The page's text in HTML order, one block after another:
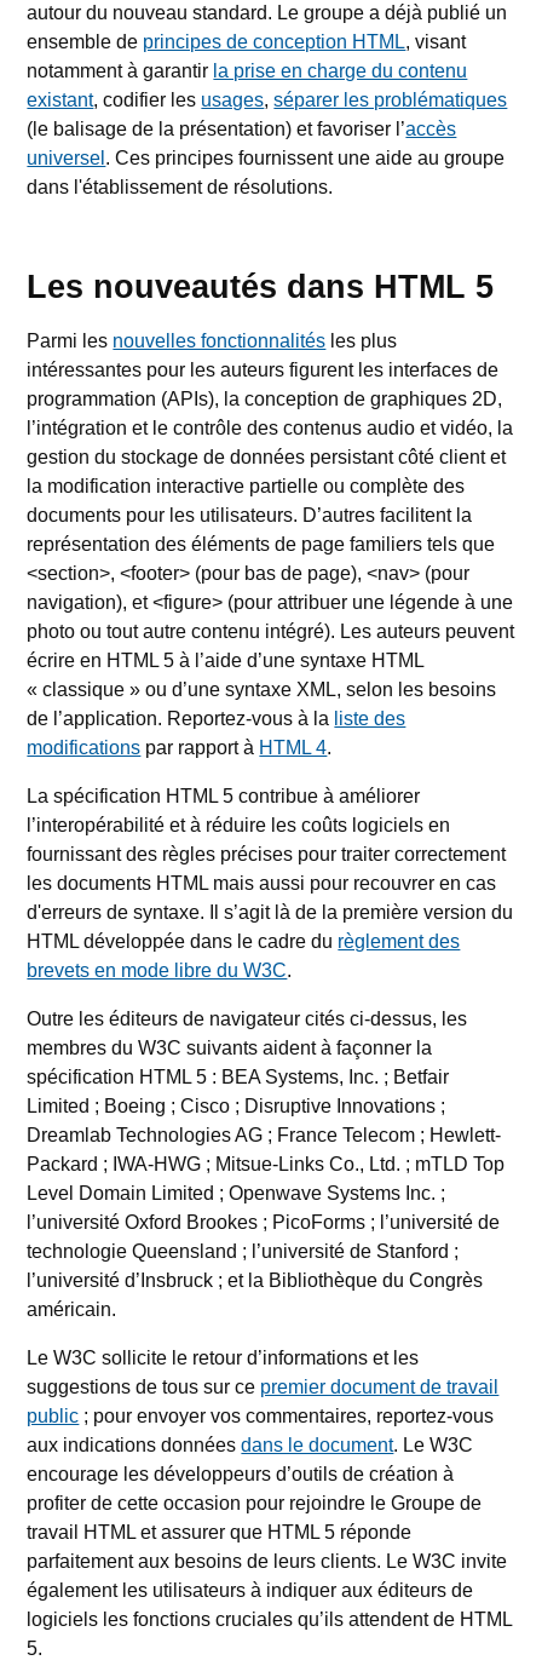
autour du nouveau standard. Le groupe a déjà publié un
ensemble de principes de conception HTML, visant
notamment à garantir la prise en charge du contenu
existant, codifier les usages,séparer les problématiques
(le balisage de la présentation) et favoriser l’accès
universel . Ces principes fournissent une aide au groupe
dans l'établissement de résolutions.
Les nouveautés dans HTML 5
Parmi les nouvelles fonctionnalités les plus
intéressantes pour les auteurs figurent les interfaces de
programmation (APIs), la conception de graphiques 2D,
l’intégration et le contrôle des contenus audio et vidéo, la
gestion du stockage de données persistant côté client et
la modification interactive partielle ou complète des
documents pour les utilisateurs. D’autres facilitent la
représentation des éléments de page familiers tels que
<section>, <footer> (pour bas de page), <nav> (pour
navigation), et <figure> (pour attribuer une légende à une
photo ou tout autre contenu intégré). Les auteurs peuvent
écrire en HTML 5 à l’aide d’une syntaxe HTML
« classique » ou d’une syntaxe XML, selon les besoins
de l’application. Reportez-vous à la liste des
modifications par rapport à HTML 4.
La spécification HTML 5 contribue à améliorer
l’interopérabilité et à réduire les coûts logiciels en
fournissant des règles précises pour traiter correctement
les documents HTML mais aussi pour recouvrer en cas
d'erreurs de syntaxe. Il s’agit là de la première version du
HTML développée dans le cadre du règlement des
brevets en mode libre du W3C.
Outre les éditeurs de navigateur cités ci-dessus, les
membres du W3C suivants aident à façonner la
spécification HTML 5 : BEA Systems, Inc. ; Betfair
Limited ; Boeing ; Cisco ; Disruptive Innovations ;
Dreamlab Technologies AG ; France Telecom ; Hewlett-
Packard ; IWA-HWG ; Mitsue-Links Co., Ltd. ; mTLD Top
Level Domain Limited ; Openwave Systems Inc. ;
l’université Oxford Brookes ; PicoForms ; l’université de
technologie Queensland ; l’université de Stanford ;
l’université d’Insbruck ; et la Bibliothèque du Congrès
américain.
Le W3C sollicite le retour d’informations et les
suggestions de tous sur ce premier document de travail
public ; pour envoyer vos commentaires, reportez-vous
aux indications donnéesdans le document. Le W3C
encourage les développeurs d’outils de création à
profiter de cette occasion pour rejoindre le Groupe de
travail HTML et assurer que HTML 5 réponde
parfaitement aux besoins de leurs clients. Le W3C invite
également les utilisateurs à indiquer aux éditeurs de
logiciels les fonctions cruciales qu’ils attendent de HTML
5.